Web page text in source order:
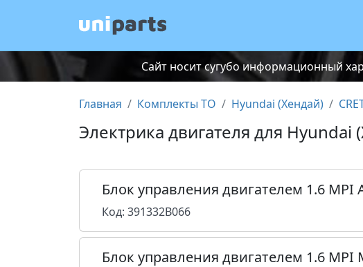
Сайт носит сугубо информационный
Главная Комплекты ТО Hyundai (Хендай)
Электрика двигателя для Hyundai
Блок управления двигателем 1.6 MPI
Код: 391332B066
Блок управления двигателем 1.6